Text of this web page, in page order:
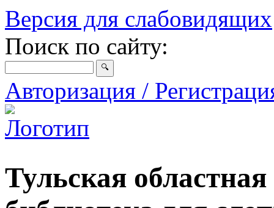
Версия для слабовидящих
Поиск по сайту:
Авторизация /
Тульская